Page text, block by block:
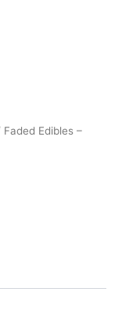
Faded Edibles –